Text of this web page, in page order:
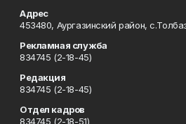
Адрес
453480, Аургазинский район,
Рекламная служба
834745 (2-18-45)
Редакция
834745 (2-18-45)
Отдел кадров
834745 (2-18-51)